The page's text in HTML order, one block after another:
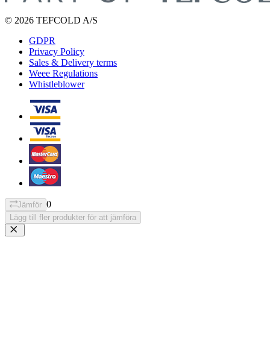
© 2026 TEFCOLD A/S
GDPR
Privacy Policy
Sales & Delivery terms
Weee Regulations
Whistleblower
Jämför 0
Lägg till fler produkter för att jämföra